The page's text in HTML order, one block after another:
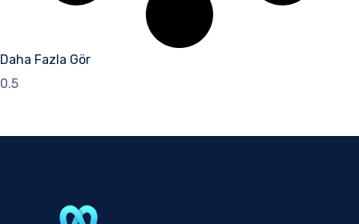
Daha Fazla Gör